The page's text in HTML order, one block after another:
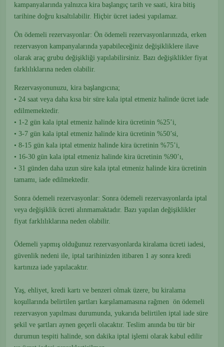
kampanyalarında yalnızca kira başlangıç tarih ve saati, kira bitiş
tarihine doğru kısaltılabilir. Hiçbir ücret iadesi yapılamaz.
Ön ödemeli rezervasyonlar: Ön ödemeli rezervasyonlarınızda, erken
rezervasyon kampanyalarında yapabileceğiniz değişikliklere ilave
olarak araç grubu değişikliği yapılabilirsiniz. Bazı değişiklikler fiyat
farklılıklarına neden olabilir.
Rezervasyonunuzu, kira başlangıcına;
• 24 saat veya daha kısa bir süre kala iptal etmeniz halinde ücret iade
edilmemektedir.
• 1-2 gün kala iptal etmeniz halinde kira ücretinin %25’i,
• 3-7 gün kala iptal etmeniz halinde kira ücretinin %50’si,
• 8-15 gün kala iptal etmeniz halinde kira ücretinin %75’i,
• 16-30 gün kala iptal etmeniz halinde kira ücretinin %90’ı,
• 31 günden daha uzun süre kala iptal etmeniz halinde kira ücretinin
tamamı, iade edilmektedir.
Sonra ödemeli rezervasyonlar: Sonra ödemeli rezervasyonlarda iptal
veya değişiklik ücreti alınmamaktadır. Bazı yapılan değişiklikler
fiyat farklılıklarına neden olabilir.
Ödemeli yapmış olduğunuz rezervasyonlarda kiralama ücreti iadesi,
güvenlik nedeni ile, iptal tarihinizden itibaren 1 ay sonra kredi
kartınıza iade yapılacaktır.
Yaş, ehliyet, kredi kartı ve benzeri olmak üzere, bu kiralama
koşullarında belirtilen şartları karşılamamasına rağmen ön ödemeli
rezervasyon yapılması durumunda, yukarıda belirtilen iptal iade süre
şekil ve şartları aynen geçerli olacaktır. Teslim anında bu tür bir
durumun tespiti halinde, son dakika iptal işlemi olarak kabul edilir